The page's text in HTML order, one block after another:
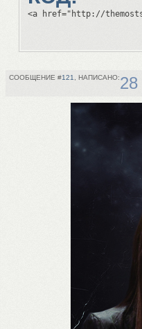
<a href="http://
121